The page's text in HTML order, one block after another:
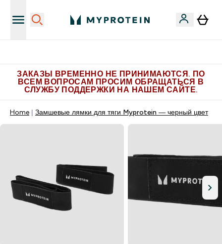
ЗАКАЗЫ ВРЕМЕННО НЕ ПРИНИМАЮТСЯ. ПО
ВСЕМ ВОПРОСАМ ПРОСИМ ОБРАЩАТЬСЯ В
СЛУЖБУ ПОДДЕРЖКИ НА НАШЕМ САЙТЕ.
Home Замшевые лямки для тяги Myprotein — черный цвет